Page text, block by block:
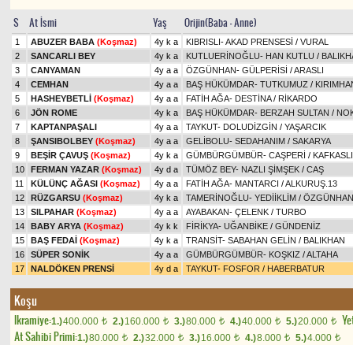
S At İsmi Yaş Orijin(Baba - Anne)
1 ABUZER BABA (Koşmaz) 4y k a KIBRISLI-AKAD PRENSESİ / VURAL
2
SANCARLI BEY 4y k a KUTLUERİNOĞLU- HAN KUTLU /
3
CANYAMAN 4y a a ÖZGÜNHAN- GÜLPERİSİ /ARASLI
4
CEMHAN 4y a a BAŞ HÜKÜMDAR- TUTKUMUZ /
5
HASHEYBETLİ (Koşmaz) 4y a a FATİH AĞA- DESTİNA/ RİKARDO
6
JÖN ROME 4y k a BAŞ HÜKÜMDAR- BERZAH SULTAN /
7
KAPTANPAŞALI 4y a a TAYKUT- DOLUDİZGİN / YAŞARCIK
8
ŞANSIBOLBEY (Koşmaz) 4y a a GELİBOLU- SEDAHANIM / SAKARYA
9
BEŞİR ÇAVUŞ (Koşmaz) 4y k a GÜMBÜRGÜMBÜR- CAŞPERİ / KAFKASLI
10
FERMAN YAZAR (Koşmaz) 4y d a TÜMÖZ BEY- NAZLI ŞİMŞEK / CAŞ
11
KÜLÜNÇ AĞASI (Koşmaz) 4y a a FATİH AĞA- MANTARCI /ALKURUŞ.13
12
RÜZGARSU (Koşmaz) 4y k a TAMERİNOĞLU- YEDİİKLİM / ÖZGÜNHAN
13
SILPAHAR (Koşmaz) 4y a a AYABAKAN- ÇELENK / TURBO
14
BABY ARYA (Koşmaz) 4y k k FİRİKYA- UĞANBİKE / GÜNDENİZ
15
BAŞ FEDAİ (Koşmaz) 4y k a TRANSİT- SABAHAN GELİN / BALIKHAN
16
SÜPER SONİK 4y a a GÜMBÜRGÜMBÜR- KOŞKIZ /ALTAHA
17
NALDÖKEN PRENSİ 4y d a TAYKUT- FOSFOR / HABERBATUR
Koşu
Ikramiye:1.)400.000 t 2.)160.000 t 3.)80.000 t 4.)40.000 t 5.)20.000 t
At Sahibi Primi:1.)80.000 t 2.)32.000 t 3.)16.000 t 4.)8.000 t 5.)4.000 t